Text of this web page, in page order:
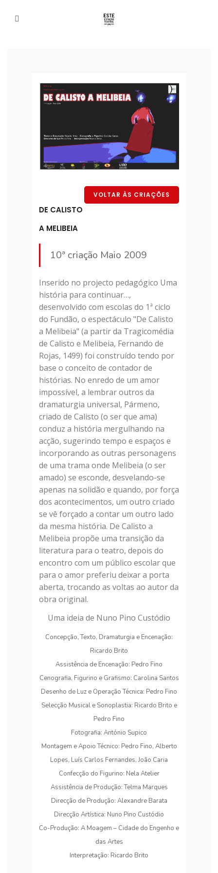
VOLTAR ÀS CRIAÇÕES
DE CALISTO
A MELIBEIA
10ª criação Maio 2009
Inserido no projecto pedagógico Uma
história para continuar…,
desenvolvido com escolas do 1ª ciclo
do Fundão, o espectáculo "De Calisto
a Melibeia" (a partir da Tragicomédia
de Calisto e Melibeia, Fernando de
Rojas, 1499) foi construído tendo por
base o conceito de contador de
histórias. No enredo de um amor
impossível, a lembrar outros da
dramaturgia universal, Pármeno,
criado de Calisto (o ser que ama)
conduz a história mergulhando na
acção, sugerindo tempo e espaços e
incorporando as outras personagens
de uma trama onde Melibeia (o ser
amado) se esconde, desvelando-se
apenas na solidão e quando, por força
dos acontecimentos, um outro criado
se vê forçado a contar um outro lado
da mesma história. De Calisto a
Melibeia propõe uma transição da
literatura para o teatro, depois do
encontro com um público escolar que
para o amor preferiu deixar a porta
aberta, trocando as voltas ao autor da
obra original.
Uma ideia de Nuno Pino Custódio
Concepção, Texto, Dramaturgia e Encenação:
Ricardo Brito
Assistência de Encenação: Pedro Fino
Cenografia, Figurino e Grafismo: Carolina Santos
Desenho de Luz e Operação Técnica: Pedro Fino
Selecção Musical e Sonoplastia: Ricardo Brito e
Pedro Fino
Fotografia: António Supico
Montagem e Apoio Técnico: Pedro Fino, Alberto
Lopes, Luís Carlos Fernandes, João Caria
Confecção do Figurino: Nela Atelier
Assistência de Produção: Telma Marques
Direcção de Produção: Alexandre Barata
Direcção Artística: Nuno Pino Custódio
Co-Produção: A Moagem – Cidade do Engenho e
das Artes
Interpretação: Ricardo Brito